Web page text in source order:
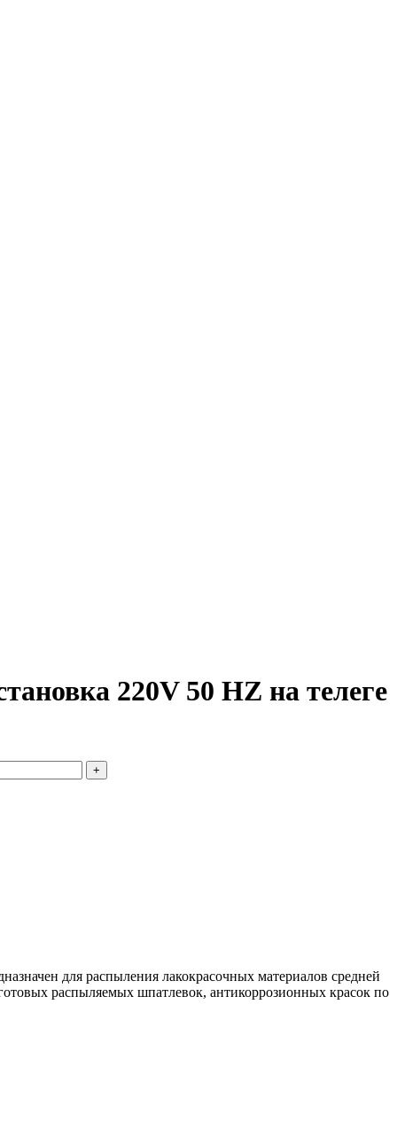
220V 50 HZ на телеге
для распыления лакокрасочных материалов средней
распыляемых шпатлевок, антикоррозионных красок по